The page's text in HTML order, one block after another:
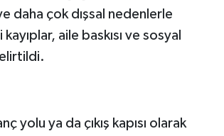
daha çok dışsal nedenlerle
aile baskısı ve sosyal
yolu ya da çıkış kapısı olarak